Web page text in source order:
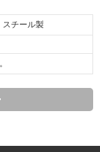
スチール製